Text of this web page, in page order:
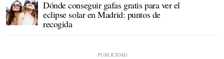
Dónde conseguir gafas gratis para ver el
eclipse solar en Madrid: puntos de
recogida